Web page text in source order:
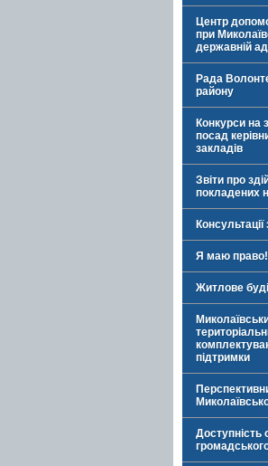
Центр
при
державній
Рада
району
Конкурси на
посад
закладів
Звіти про
покладених
Я маю право!
Житлове
підтримки
Доступність